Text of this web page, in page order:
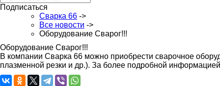
Подписаться
Сварка 66 ->
Все новости ->
Оборудование Сварог!!!
Оборудование Сварог!!!
В компании Сварка 66 можно приобрести сварочное
плазменной резки и др.). За более подробной